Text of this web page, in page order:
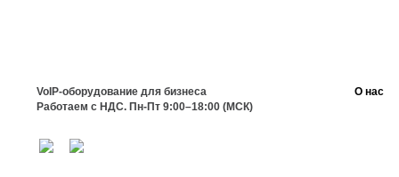
VoIP-оборудование для бизнеса
Работаем с НДС. Пн-Пт 9:00–18:00 (МСК)
О нас